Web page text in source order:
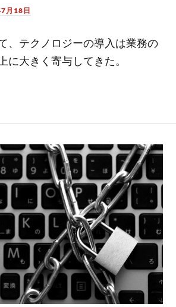
月18日
、テクノロジーの導入は業務の
に大きく寄与してきた。